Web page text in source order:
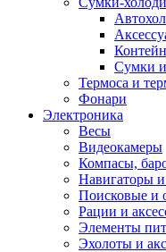
Сумки
Термоса и
Фонари
Электроника
Весы
Видеокамеры
Компасы,
Навигаторы и
Поисковые и
Рации и
Элементы
Эхолоты и